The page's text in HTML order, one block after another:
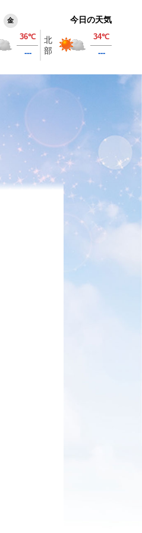
金 今日の天気